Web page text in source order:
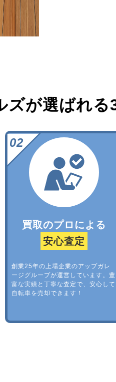
ズが選ばれる
買取のプロによる
安心査定
創業25年の上場企業のアップガレ
ージグループが運営しています。豊
富な実績と丁寧な査定で、安心して
自転車を売却できます！